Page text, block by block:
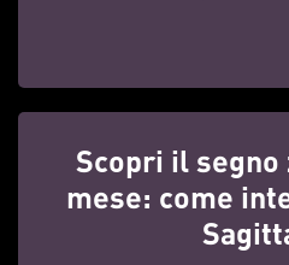
Scopri il segno
mese: come